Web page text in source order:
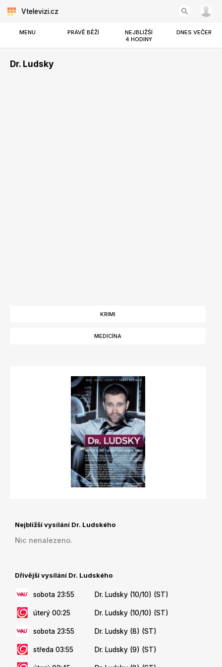
Vtelevizi.cz
MENU PRÁVĚ BĚŽÍ
NEJBLIŽŠÍ
4 HODINY
DNES VEČER
Dr. Ludsky
KRIMI
MEDICÍNA
Nejbližší vysílání Dr. Ludského
Nic nenalezeno.
Dřívější vysílání Dr. Ludského
sobota 23:55 Dr. Ludsky (10/10) (ST)
úterý 00:25 Dr. Ludsky (10/10) (ST)
sobota 23:55 Dr. Ludsky (8) (ST)
středa 03:55 Dr. Ludsky (9) (ST)